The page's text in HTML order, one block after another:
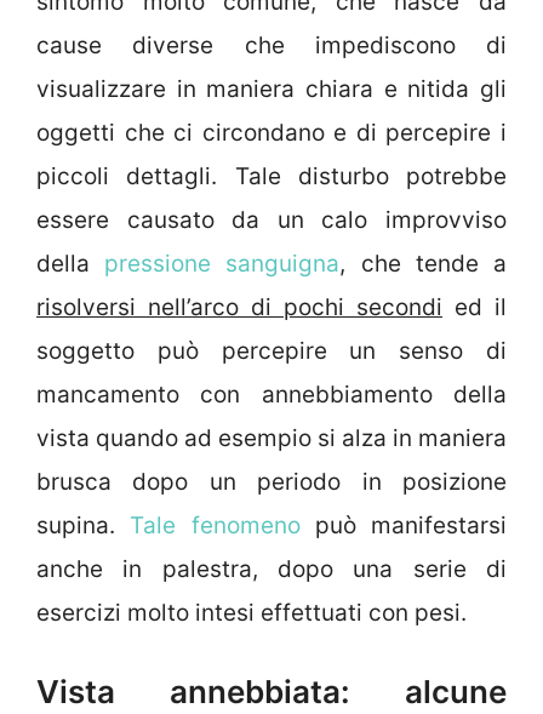
cause diverse che impediscono di
visualizzare in maniera chiara e nitida gli
oggetti che ci circondano e di percepire i
piccoli dettagli. Tale disturbo potrebbe
essere causato da un calo improvviso
della pressione sanguigna, che tende a
risolversi nell’arco di pochi secondi ed il
soggetto può percepire un senso di
mancamento con annebbiamento della
vista quando ad esempio si alza in maniera
brusca dopo un periodo in posizione
supina. Tale fenomenopuò manifestarsi
anche in palestra, dopo una serie di
esercizi molto intesi effettuati con pesi.
Vista annebbiata: alcune